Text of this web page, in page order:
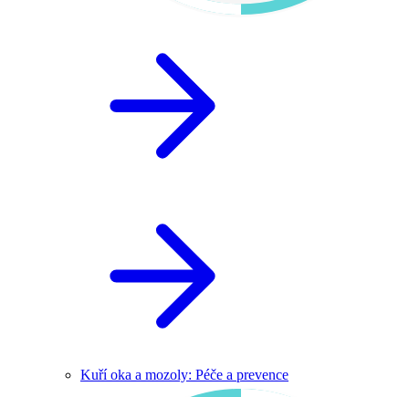
Kuří oka a mozoly: Péče a prevence